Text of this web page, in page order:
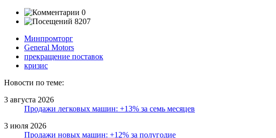
0
8207
Минпромторг
General Motors
прекращение поставок
кризис
Новости по теме:
3 августа 2026
Продажи легковых машин: +13% за семь месяцев
3 июля 2026
Продажи новых машин: +12% за полугодие